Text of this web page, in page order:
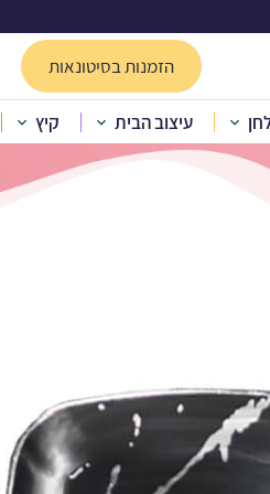
הזמנות בסיטונאות
עיצוב הבית קיץ קיסר שחור כסף – בינוני